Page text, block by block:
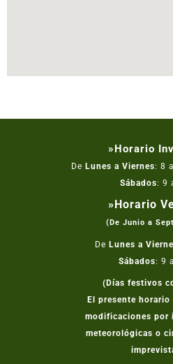
»Horario
De Lunes a Viernes: 8
Sábados: 9
»Horario
(De Junio a
De Lunes a
Sábados: 9
(Días festivos
El presente
modificaciones por
meteorológicas o